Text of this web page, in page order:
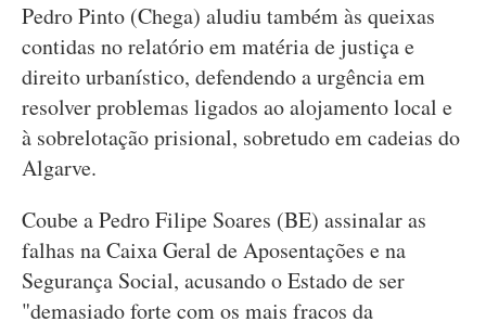
Pedro Pinto (Chega) aludiu também às queixas
contidas no relatório em matéria de justiça e
direito urbanístico, defendendo a urgência em
resolver problemas ligados ao alojamento local e
à sobrelotação prisional, sobretudo em cadeias do
Algarve.
Coube a Pedro Filipe Soares (BE) assinalar as
falhas na Caixa Geral de Aposentações e na
Segurança Social, acusando o Estado de ser
"demasiado forte com os mais fracos da